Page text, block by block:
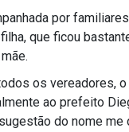
por
que ficou
os vereadores,
ao prefeito
do nome me